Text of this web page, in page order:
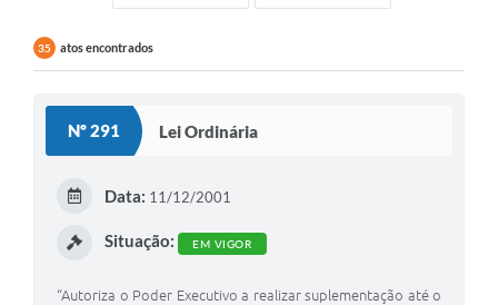
35 atos encontrados
Nº 291 Lei Ordinária
Data: 11/12/2001
Situação: EM VIGOR
“Autoriza o Poder Executivo a realizar suplementação até o